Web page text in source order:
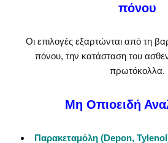
πόνου
Οι επιλογές εξαρτώνται από τη
πόνου, την κατάσταση του
πρωτόκολλα.
Μη Οπιοειδή
Παρακεταμόλη (Depon,